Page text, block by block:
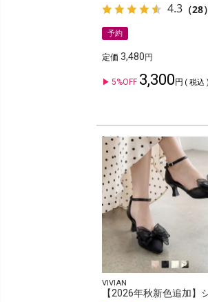
4.3 （28）
予約
定価 3,480
5%OFF 3,300 税込
VIVIAN